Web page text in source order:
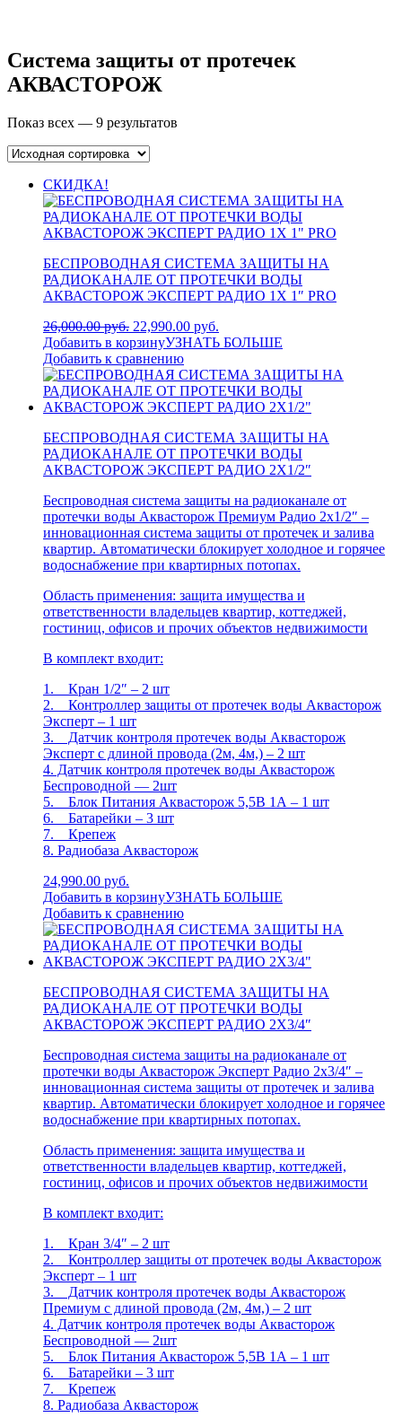
Система защиты от протечек
АКВАСТОРОЖ
Показ всех — 9 результатов
СКИДКА!
БЕСПРОВОДНАЯ СИСТЕМА ЗАЩИТЫ НА
РАДИОКАНАЛЕ ОТ ПРОТЕЧКИ ВОДЫ
АКВАСТОРОЖ ЭКСПЕРТ РАДИО 1Х 1″ PRO
26,000.00 руб. 22,990.00 руб.
Добавить в корзинуУЗНАТЬ БОЛЬШЕ
Добавить к сравнению
БЕСПРОВОДНАЯ СИСТЕМА ЗАЩИТЫ НА
РАДИОКАНАЛЕ ОТ ПРОТЕЧКИ ВОДЫ
АКВАСТОРОЖ ЭКСПЕРТ РАДИО 2Х1/2″
Беспроводная система защиты на радиоканале от
протечки воды Аквасторож Премиум Радио 2х1/2″ –
инновационная система защиты от протечек и залива
квартир. Автоматически блокирует холодное и горячее
водоснабжение при квартирных потопах.
Область применения: защита имущества и
ответственности владельцев квартир, коттеджей,
гостиниц, офисов и прочих объектов недвижимости
В комплект входит:
1. Кран 1/2″ – 2 шт
2. Контроллер защиты от протечек воды Аквасторож
Эксперт – 1 шт
3. Датчик контроля протечек воды Аквасторож
Эксперт с длиной провода (2м, 4м,) – 2 шт
4. Датчик контроля протечек воды Аквасторож
Беспроводной — 2шт
5. Блок Питания Аквасторож 5,5В 1А – 1 шт
6. Батарейки – 3 шт
7. Крепеж
8. Радиобаза Аквасторож
24,990.00 руб.
Добавить в корзинуУЗНАТЬ БОЛЬШЕ
Добавить к сравнению
БЕСПРОВОДНАЯ СИСТЕМА ЗАЩИТЫ НА
РАДИОКАНАЛЕ ОТ ПРОТЕЧКИ ВОДЫ
АКВАСТОРОЖ ЭКСПЕРТ РАДИО 2Х3/4″
Беспроводная система защиты на радиоканале от
протечки воды Аквасторож Эксперт Радио 2х3/4″ –
инновационная система защиты от протечек и залива
квартир. Автоматически блокирует холодное и горячее
водоснабжение при квартирных потопах.
Область применения: защита имущества и
ответственности владельцев квартир, коттеджей,
гостиниц, офисов и прочих объектов недвижимости
В комплект входит:
1. Кран 3/4″ – 2 шт
2. Контроллер защиты от протечек воды Аквасторож
Эксперт – 1 шт
3. Датчик контроля протечек воды Аквасторож
Премиум с длиной провода (2м, 4м,) – 2 шт
4. Датчик контроля протечек воды Аквасторож
Беспроводной — 2шт
5. Блок Питания Аквасторож 5,5В 1А – 1 шт
6. Батарейки – 3 шт
7. Крепеж
8. Радиобаза Аквасторож